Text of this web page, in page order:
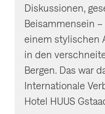
Diskussionen,
Beisammensein
einem stylischen
in den
Bergen. Das war
Internationale
Hotel HUUS